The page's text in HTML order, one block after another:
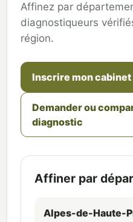
Affinez par
diagnostiqueurs
région.
Inscrire mon cabinet
Demander ou
diagnostic
Affiner par
Alpes-de-Haute-